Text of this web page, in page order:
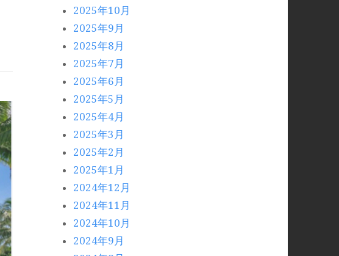
2025年10月
2025年9月
2025年8月
2025年7月
2025年6月
2025年5月
2025年4月
2025年3月
2025年2月
2025年1月
2024年12月
2024年11月
2024年10月
2024年9月